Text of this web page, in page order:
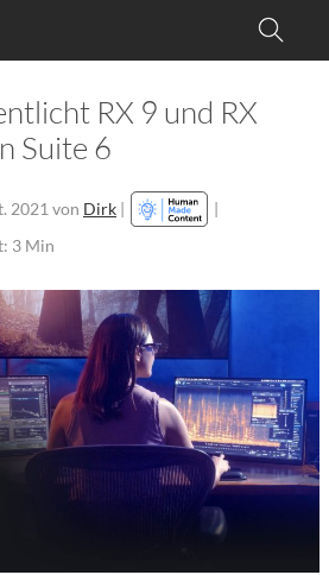
RX 9 und RX
Suite 6
2021 von Dirk |
|
3 Min